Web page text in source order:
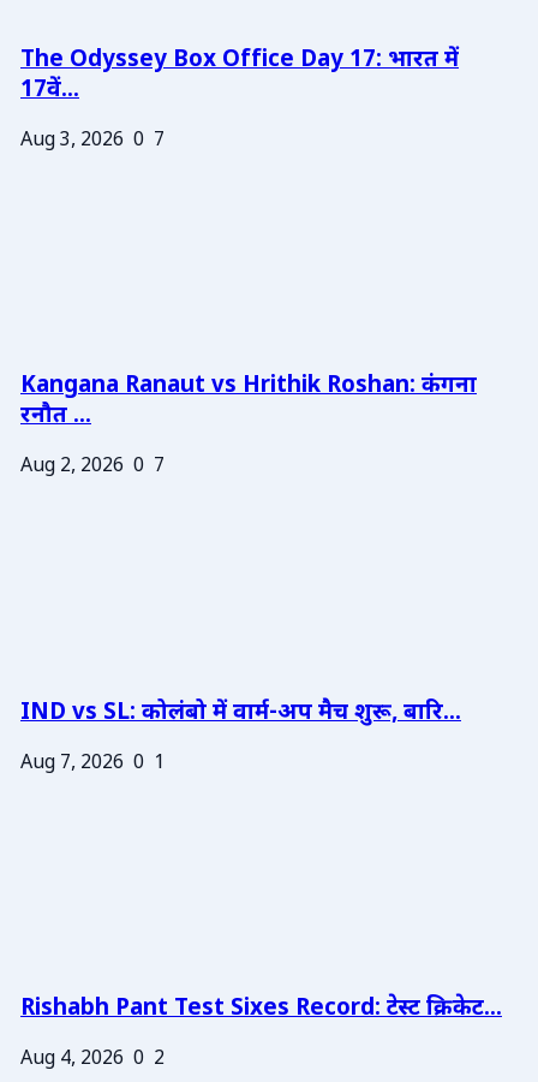
The Odyssey Box Office Day 17: भारत में
17वें...
Aug 3, 2026 0 7
Kangana Ranaut vs Hrithik Roshan: कंगना
रनौत ...
Aug 2, 2026 0 7
IND vs SL: कोलंबो में वार्म-अप मैच शुरू, बारि...
Aug 7, 2026 0 1
Rishabh Pant Test Sixes Record: टेस्ट क्रिकेट...
Aug 4, 2026 0 2